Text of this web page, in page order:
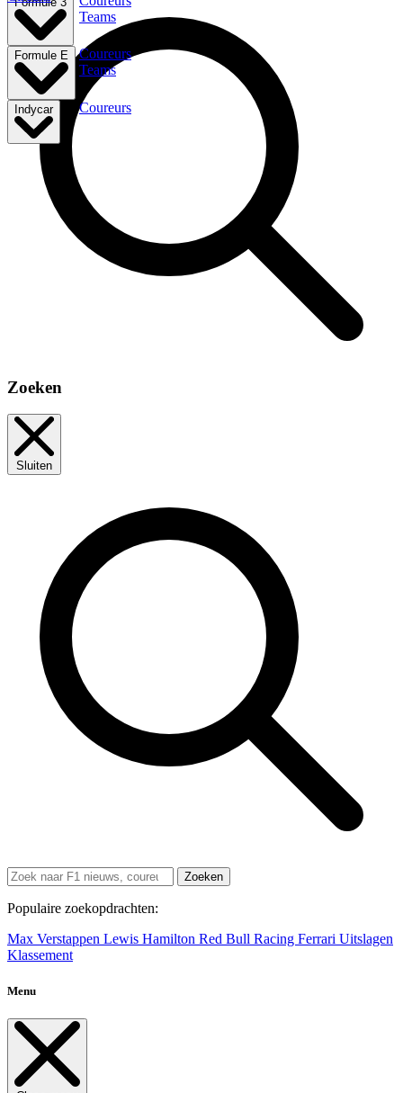
Teams
Formule E
Coureurs
Teams
Indycar Coureurs
Zoeken
Sluiten
Zoeken
Populaire zoekopdrachten:
Max Verstappen Lewis Hamilton Red Bull Racing Ferrari Uitslagen
Klassement
Menu